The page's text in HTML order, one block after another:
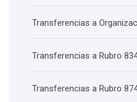
Transferencias a
Transferencias a Rubro
Transferencias a Rubro